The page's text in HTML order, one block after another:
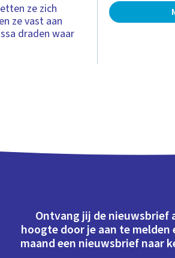
ze zich
ze vast aan
draden waar
Ontvang jij de nieuwsbrief
hoogte door je aan te melden
maand een nieuwsbrief naar